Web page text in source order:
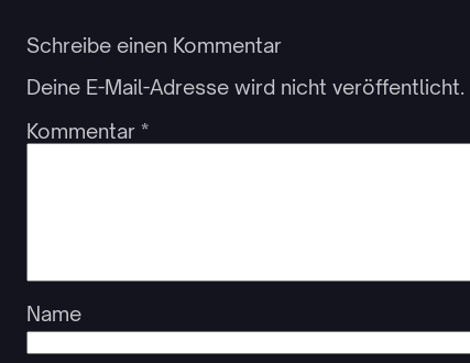
Schreibe einen Kommentar
Deine E-Mail-Adresse wird nicht veröffentlicht.
Kommentar *
Name